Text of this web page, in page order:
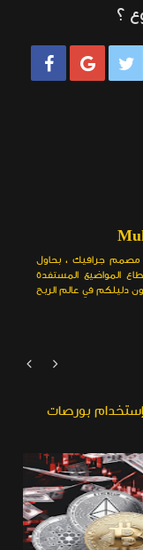
؟
  
جرافيك ، بحاول
المواضيع المستفدة
دليلكم في عالم الربح
بورصات

